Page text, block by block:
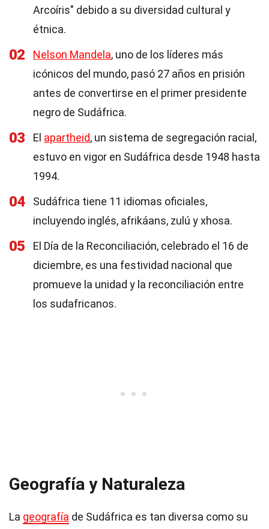
Arcoíris" debido a su diversidad cultural y
étnica.
02 Nelson Mandela, uno de los líderes más
icónicos del mundo, pasó 27 años en prisión
antes de convertirse en el primer presidente
negro de Sudáfrica.
03 El apartheid, un sistema de segregación racial,
estuvo en vigor en Sudáfrica desde 1948 hasta
1994.
04
Sudáfrica tiene 11 idiomas oficiales,
incluyendo inglés, afrikáans, zulú y xhosa.
05
El Día de la Reconciliación, celebrado el 16 de
diciembre, es una festividad nacional que
promueve la unidad y la reconciliación entre
los sudafricanos.
Geografía y Naturaleza
La geografía de Sudáfrica es tan diversa como su